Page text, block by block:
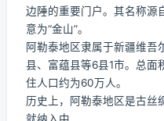
边陲的重要门户。其名称源
意为“金山”。
阿勒泰地区隶属于新疆维吾
县、富蕴县等6县1市。总面
住人口约为60万人。
历史上，阿勒泰地区是古丝